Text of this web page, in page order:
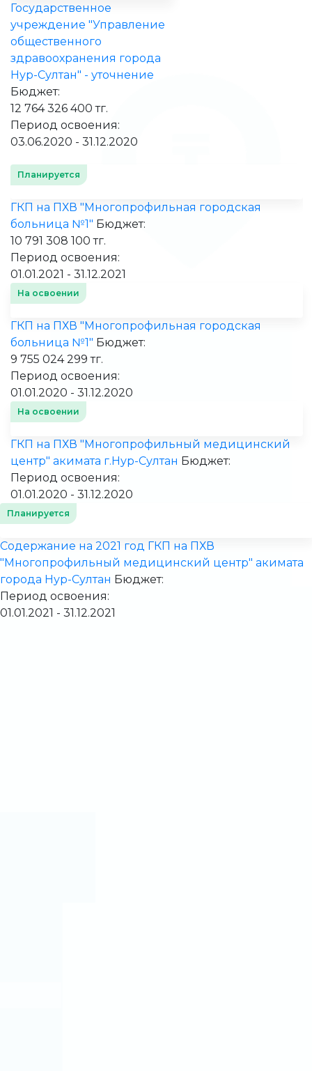
Государственное
учреждение "Управление
общественного
здравоохранения города
Нур-Султан" - уточнение
Бюджет:
12 764 326 400 тг.
Период освоения:
03.06.2020 - 31.12.2020
Планируется
ГКП на ПХВ "Многопрофильная городская
больница №1" Бюджет:
10 791 308 100 тг.
Период освоения:
01.01.2021 - 31.12.2021
На освоении
ГКП на ПХВ "Многопрофильная городская
больница №1" Бюджет:
9 755 024 299 тг.
Период освоения:
01.01.2020 - 31.12.2020
На освоении
ГКП на ПХВ "Многопрофильный медицинский
центр" акимата г.Нур-Султан Бюджет:
Период освоения:
01.01.2020 - 31.12.2020
Планируется
Содержание на 2021 год ГКП на ПХВ
"Многопрофильный медицинский центр" акимата
города Нур-Султан Бюджет:
Период освоения:
01.01.2021 - 31.12.2021